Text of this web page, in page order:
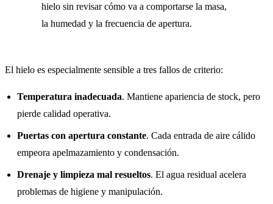
hielo sin revisar cómo va a comportarse la masa,
la humedad y la frecuencia de apertura.
El hielo es especialmente sensible a tres fallos de criterio:
Temperatura inadecuada. Mantiene apariencia de stock, pero
pierde calidad operativa.
Puertas con apertura constante. Cada entrada de aire cálido
empeora apelmazamiento y condensación.
Drenaje y limpieza mal resueltos. El agua residual acelera
problemas de higiene y manipulación.